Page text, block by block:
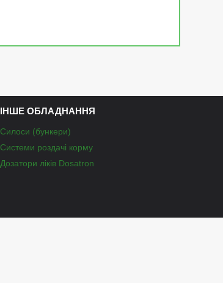
ІНШЕ ОБЛАДНАННЯ
Силоси (бункери)
Системи роздачі корму
Дозатори ліків Dosatron